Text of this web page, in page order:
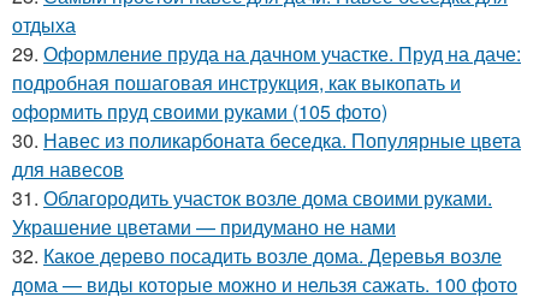
отдыха
29. Оформление пруда на дачном участке. Пруд на даче:
подробная пошаговая инструкция, как выкопать и
оформить пруд своими руками (105 фото)
30. Навес из поликарбоната беседка. Популярные цвета
для навесов
31. Облагородить участок возле дома своими руками.
Украшение цветами — придумано не нами
32. Какое дерево посадить возле дома. Деревья возле
дома — виды которые можно и нельзя сажать. 100 фото